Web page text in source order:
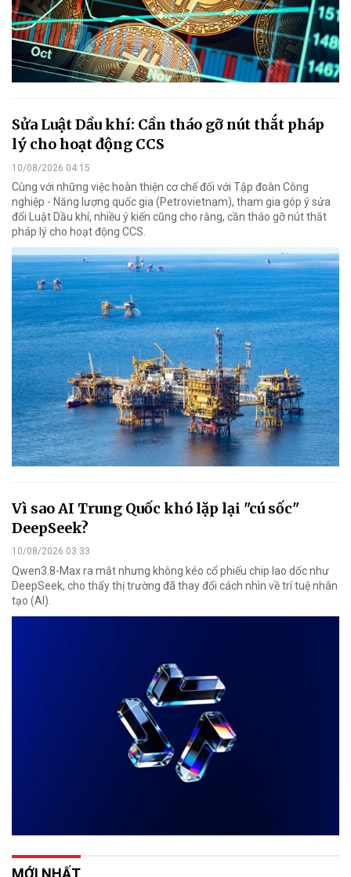
Sửa Luật Dầu khí: Cần tháo gỡ nút thắt pháp
lý cho hoạt động CCS
10/08/2026 04:15
Cùng với những việc hoàn thiện cơ chế đối với Tập đoàn Công
nghiệp - Năng lượng quốc gia (Petrovietnam), tham gia góp ý sửa
đổi Luật Dầu khí, nhiều ý kiến cũng cho rằng, cần tháo gỡ nút thắt
pháp lý cho hoạt động CCS.
Vì sao AI Trung Quốc khó lặp lại "cú sốc"
DeepSeek?
10/08/2026 03:33
Qwen3.8-Max ra mắt nhưng không kéo cổ phiếu chip lao dốc như
DeepSeek, cho thấy thị trường đã thay đổi cách nhìn về trí tuệ nhân
tạo (AI).
MỚI NHẤT